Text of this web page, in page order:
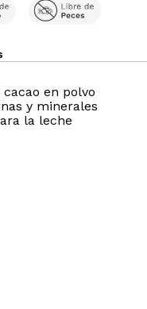
en polvo
y minerales
la leche